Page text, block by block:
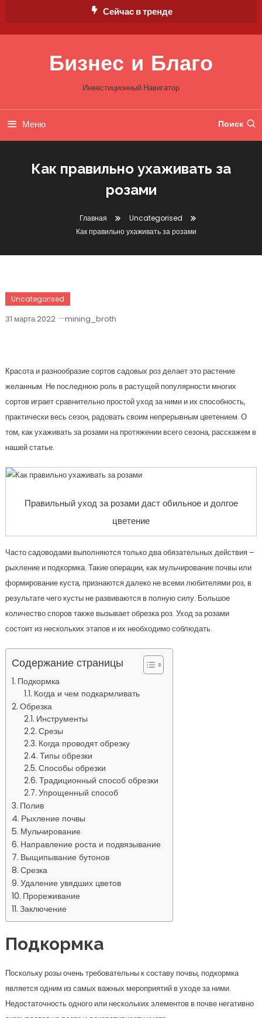
Сейчас в тренде
Бизнес и Благо
Инвестиционный Навигатор
Меню Поиск
Как правильно ухаживать за
розами
Главная
Uncategorised
Как правильно ухаживать за розами
Uncategorised
31 марта 2022 mining_broth
Красота и разнообразие сортов садовых роз делает это растение
желанным. Не последнюю роль в растущей популярности многих
сортов играет сравнительно простой уход за ними и их способность,
практически весь сезон, радовать своим непрерывным цветением. О
том, как ухаживать за розами на протяжении всего сезона, расскажем в
нашей статье.
Правильный уход за розами даст обильное и долгое
цветение
Часто садоводами выполняются только два обязательных действия –
рыхление и подкормка. Такие операции, как мульчирование почвы или
формирование куста, признаются далеко не всеми любителями роз, в
результате чего кусты не развиваются в полную силу. Большое
количество споров также вызывает обрезка роз. Уход за розами
состоит из нескольких этапов и их необходимо соблюдать.
Содержание страницы
Подкормка
Когда и чем подкармливать
Обрезка
Инструменты
Срезы
Когда проводят обрезку
Типы обрезки
Способы обрезки
Традиционный способ обрезки
Упрощенный способ
Полив
Рыхление почвы
Мульчирование
Направление роста и подвязывание
Выщипывание бутонов
Срезка
Удаление увядших цветов
Прореживание
Заключение
Подкормка
Поскольку розы очень требовательны к составу почвы, подкормка
является одним из самых важных мероприятий в уходе за ними.
Недостаточность одного или нескольких элементов в почве негативно